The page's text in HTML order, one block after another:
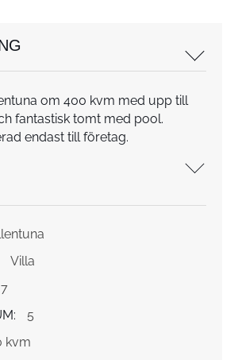
om 400 kvm med upp till
fantastisk tomt med pool.
endast till företag.
Villa
7
5
kvm